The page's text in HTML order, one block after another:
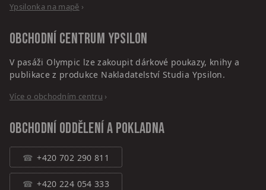
Ypsilonka na mapě ›
Obchodní centrum Ypsilon
V pasáži Olympic lze zakoupit dárkové poukazy, knihy a
publikace z produkce Nakladatelství Studia Ypsilon.
Více o obchodním centru ›
Obchodní oddělení a pokladna
+420 702 290 811
+420 224 054 333